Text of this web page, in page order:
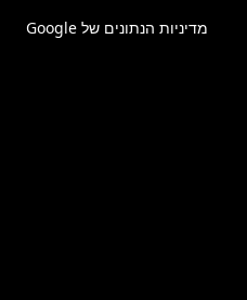
מדיניות הנתונים של Google